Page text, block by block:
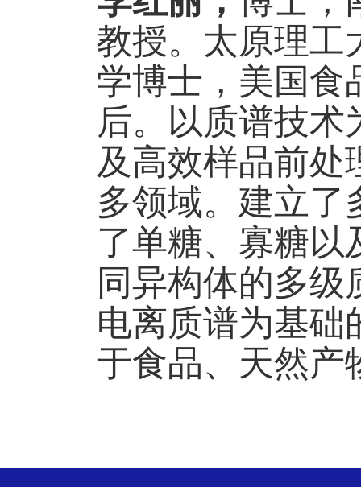
教授。太原理工
学博士，美国食
后。以质谱技术
及高效样品前处
多领域。建立了
了单糖、寡糖以
同异构体的多
电离质谱为基础
于食品、天然产